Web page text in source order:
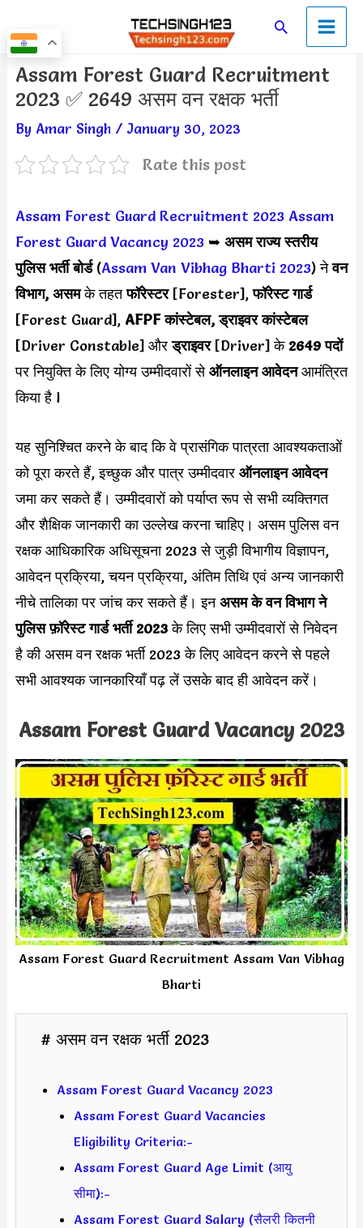
to
content
SearchMain
Menu
Assam Forest Guard Recruitment
2023 ✅ 2649 असम वन रक्षक भर्ती
By Amar Singh / January 30, 2023
Rate this post
Assam Forest Guard Recruitment 2023 Assam
Forest Guard Vacancy 2023➥ असम राज्य स्तरीय
पुलिस भर्ती बोर्ड(Assam Van Vibhag Bharti 2023) नेवन
विभाग, असमके तहतफॉरेस्टर[Forester],फॉरेस्ट गार्ड
[Forest Guard], AFPF कांस्टेबल, ड्राइवर कांस्टेबल
[Driver Constable] औरड्राइवर [Driver] के 2649 पदों
पर नियुक्ति के लिए योग्य उम्मीदवारों सेऑनलाइन आवेदनआमंत्रित
किया है l
यह सुनिश्चित करने के बाद कि वे प्रासंगिक पात्रता आवश्यकताओं
को पूरा करते हैं, इच्छुक और पात्र उम्मीदवारऑनलाइन आवेदन
जमा कर सकते हैं। उम्मीदवारों को पर्याप्त रूप से सभी व्यक्तिगत
और शैक्षिक जानकारी का उल्लेख करना चाहिए। असम पुलिस वन
रक्षक आधिकारिक अधिसूचना 2023 से जुड़ी विभागीय विज्ञापन,
आवेदन प्रक्रिया, चयन प्रक्रिया, अंतिम तिथि एवं अन्य जानकारी
नीचे तालिका पर जांच कर सकते हैं। इनअसम के वन विभाग ने
पुलिस फ़ॉरेस्ट गार्ड भर्ती 2023के लिए सभी उम्मीदवारों से निवेदन
है की असम वन रक्षक भर्ती 2023 के लिए आवेदन करने से पहले
सभी आवश्यक जानकारियाँ पढ़ लें उसके बाद ही आवेदन करें।
Assam Forest Guard Vacancy 2023
Assam Forest Guard Recruitment Assam Van Vibhag
Bharti
# असम वन रक्षक भर्ती 2023
Assam Forest Guard Vacancy 2023
Assam Forest Guard Vacancies
Eligibility Criteria:-
Assam Forest Guard Age Limit (आयु
सीमा):-
Assam Forest Guard Salary (सैलरी कितनी
Post
navigation